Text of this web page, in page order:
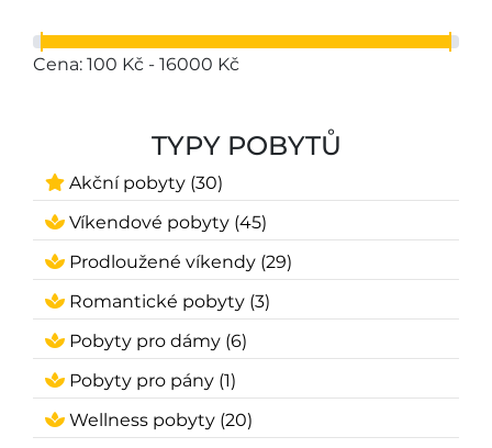
Cena: 100 Kč - 16000 Kč
TYPY POBYTŮ
Akční pobyty (30)
Víkendové pobyty (45)
Prodloužené víkendy (29)
Romantické pobyty (3)
Pobyty pro dámy (6)
Pobyty pro pány (1)
Wellness pobyty (20)